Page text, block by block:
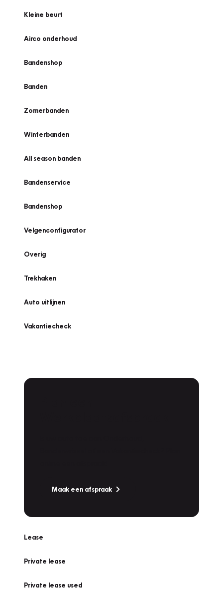
Kleine beurt
Airco onderhoud
Bandenshop
Banden
Zomerbanden
Winterbanden
All season banden
Bandenservice
Bandenshop
Velgenconfigurator
Overig
Trekhaken
Auto uitlijnen
Vakantiecheck
Maak een afspraak
Lease
Private lease
Private lease used